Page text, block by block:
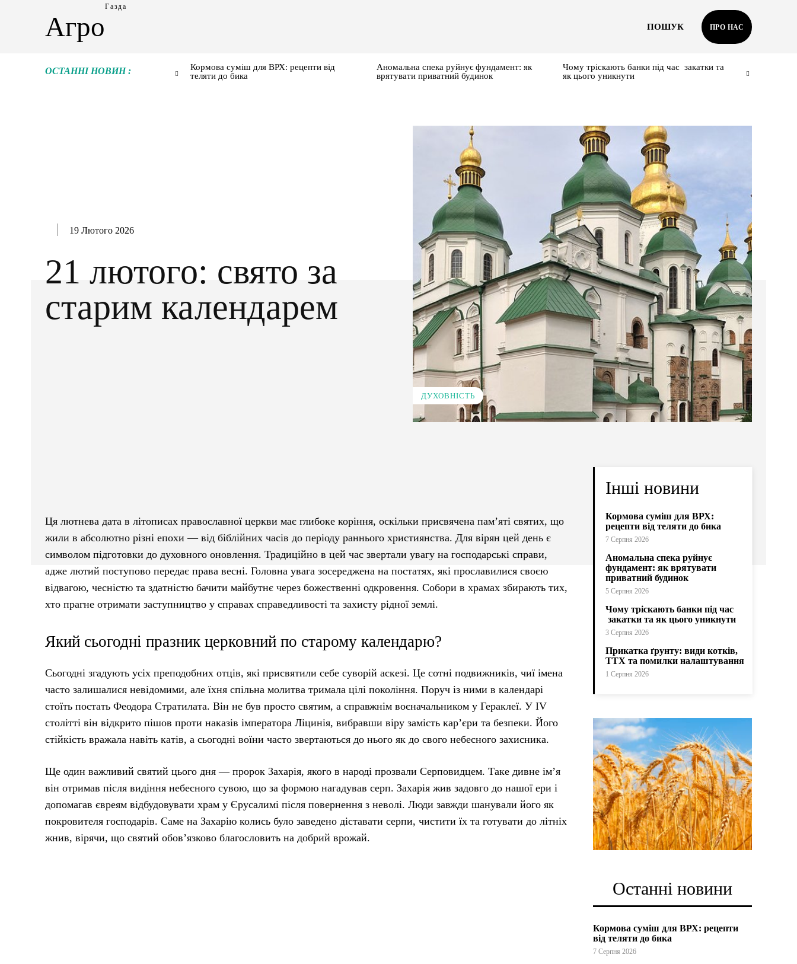
Агро
Газда
ПОШУК ПРО НАС
ОСТАННІ НОВИН :
Кормова суміш для ВРХ: рецепти від
теляти до бика
Аномальна спека руйнує фундамент: як
врятувати приватний будинок
Чому тріскають банки під час закатки та
як цього уникнути
19 Лютого 2026
21 лютого: свято за
старим календарем
ДУХОВНІСТЬ
Ця лютнева дата в літописах православної церкви має глибоке коріння, оскільки присвячена пам’яті святих, що
жили в абсолютно різні епохи — від біблійних часів до періоду раннього християнства. Для вірян цей день є
символом підготовки до духовного оновлення. Традиційно в цей час звертали увагу на господарські справи,
адже лютий поступово передає права весні. Головна увага зосереджена на постатях, які прославилися своєю
відвагою, чесністю та здатністю бачити майбутнє через божественні одкровення. Собори в храмах збирають тих,
хто прагне отримати заступництво у справах справедливості та захисту рідної землі.
Який сьогодні празник церковний по старому календарю?
Сьогодні згадують усіх преподобних отців, які присвятили себе суворій аскезі. Це сотні подвижників, чиї імена
часто залишалися невідомими, але їхня спільна молитва тримала цілі покоління. Поруч із ними в календарі
стоїть постать Феодора Стратилата. Він не був просто святим, а справжнім воєначальником у Гераклеї. У IV
столітті він відкрито пішов проти наказів імператора Ліцинія, вибравши віру замість кар’єри та безпеки. Його
стійкість вражала навіть катів, а сьогодні воїни часто звертаються до нього як до свого небесного захисника.
Ще один важливий святий цього дня — пророк Захарія, якого в народі прозвали Серповидцем. Таке дивне ім’я
він отримав після видіння небесного сувою, що за формою нагадував серп. Захарія жив задовго до нашої ери і
допомагав євреям відбудовувати храм у Єрусалимі після повернення з неволі. Люди завжди шанували його як
покровителя господарів. Саме на Захарію колись було заведено діставати серпи, чистити їх та готувати до літніх
жнив, вірячи, що святий обов’язково благословить на добрий врожай.
Інші новини
Кормова суміш для ВРХ:
рецепти від теляти до бика
7 Серпня 2026
Аномальна спека руйнує
фундамент: як врятувати
приватний будинок
5 Серпня 2026
Чому тріскають банки під час
закатки та як цього уникнути
3 Серпня 2026
Прикатка ґрунту: види котків,
ТТХ та помилки налаштування
1 Серпня 2026
Останні новини
Кормова суміш для ВРХ: рецепти
від теляти до бика
7 Серпня 2026